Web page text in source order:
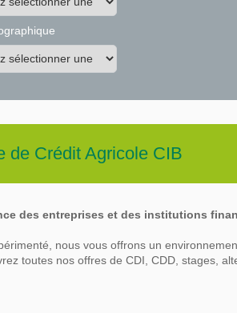
de Crédit Agricole CIB
des entreprises et des institutions
nous vous offrons un
toutes nos offres de CDI, CDD, stages,